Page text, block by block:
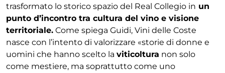
trasformato lo storico spazio del Real Collegio in un
punto d’incontro tra cultura del vino e visione
territoriale. Come spiega Guidi, Vini delle Coste
nasce con l’intento di valorizzare «storie di donne e
uomini che hanno scelto la viticoltura non solo
come mestiere, ma soprattutto come uno